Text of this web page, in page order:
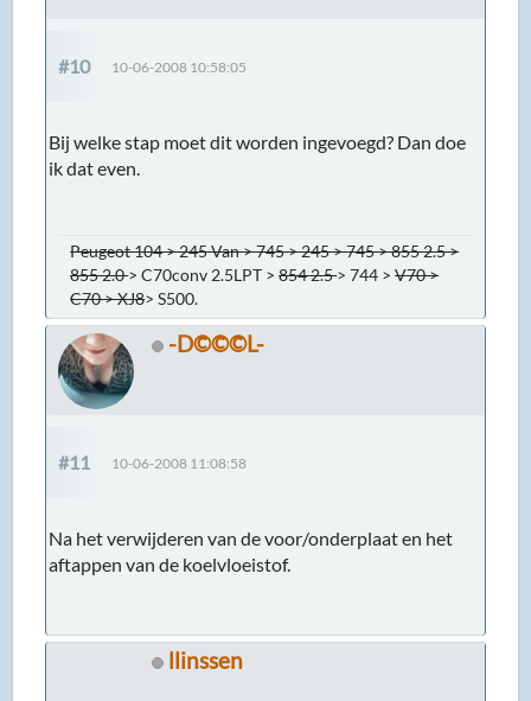
#10 10-06-2008 10:58:05
Bij welke stap moet dit worden ingevoegd? Dan doe
ik dat even.
Peugeot 104 > 245 Van > 745 > 245 > 745 > 855 2.5 >
855 2.0> C70conv 2.5LPT >854 2.5> 744 >V70 >
C70 > XJ8> S500.
-D©©©L-
#11 10-06-2008 11:08:58
Na het verwijderen van de voor/onderplaat en het
aftappen van de koelvloeistof.
llinssen